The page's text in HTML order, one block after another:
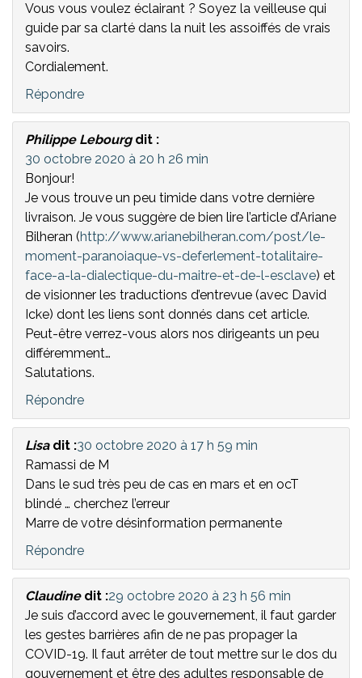
Vous vous voulez éclairant ? Soyez la veilleuse qui
guide par sa clarté dans la nuit les assoiffés de vrais
savoirs.
Cordialement.
Répondre
Philippe Lebourg dit :
30 octobre 2020 à 20 h 26 min
Bonjour!
Je vous trouve un peu timide dans votre dernière
livraison. Je vous suggère de bien lire l’article d’Ariane
Bilheran (http://www.arianebilheran.com/post/le-
moment-paranoiaque-vs-deferlement-totalitaire-
face-a-la-dialectique-du-maitre-et-de-l-esclave) et
de visionner les traductions d’entrevue (avec David
Icke) dont les liens sont donnés dans cet article.
Peut-être verrez-vous alors nos dirigeants un peu
différemment…
Salutations.
Répondre
Lisa dit :30 octobre 2020 à 17 h 59 min
Ramassi de M
Dans le sud très peu de cas en mars et en ocT
blindé … cherchez l’erreur
Marre de votre désinformation permanente
Répondre
Claudine dit :29 octobre 2020 à 23 h 56 min
Je suis d’accord avec le gouvernement, il faut garder
les gestes barrières afin de ne pas propager la
COVID-19. Il faut arrêter de tout mettre sur le dos du
gouvernement et être des adultes responsable de